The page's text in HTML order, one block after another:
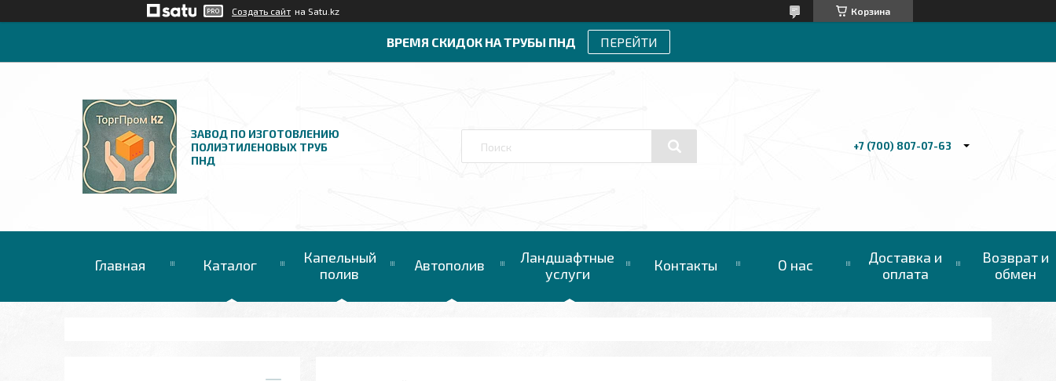
Создать сайт на Satu.kz Корзина
ВРЕМЯ СКИДОК НА ТРУБЫ ПНД ПЕРЕЙТИ
ЗАВОД ПО ИЗГОТОВЛЕНИЮ
ПОЛИЭТИЛЕНОВЫХ ТРУБ
ПНД
+7 (700) 807-07-63
Главная Каталог
Капельный
полив
Автополив
Ландшафтные
услуги
Контакты О нас
Доставка и
оплата
Возврат и
обмен